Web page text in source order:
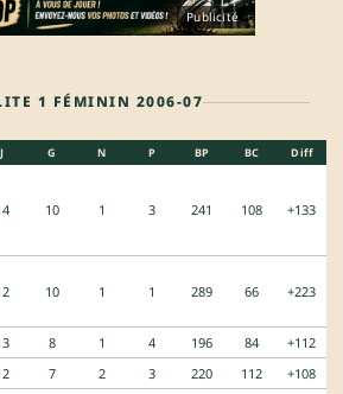
Publicité
1 FÉMININ 2006-07
J G N P BP BC Diff
10 1 3 241 108 +133
10 1 1 289 66 +223
8 1 4 196 84
+112
7 2 3 220 112 +108